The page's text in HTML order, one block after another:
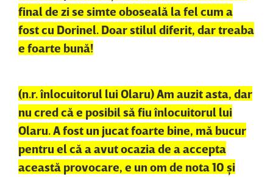
final de zi se simte oboseală la fel cum a
fost cu Dorinel. Doar stilul diferit, dar treaba
e foarte bună!
(n.r. înlocuitorul lui Olaru) Am auzit asta, dar
nu cred că e posibil să fiu înlocuitorul lui
Olaru. A fost un jucat foarte bine, mă bucur
pentru el că a avut ocazia de a accepta
această provocare, e un om de nota 10 şi